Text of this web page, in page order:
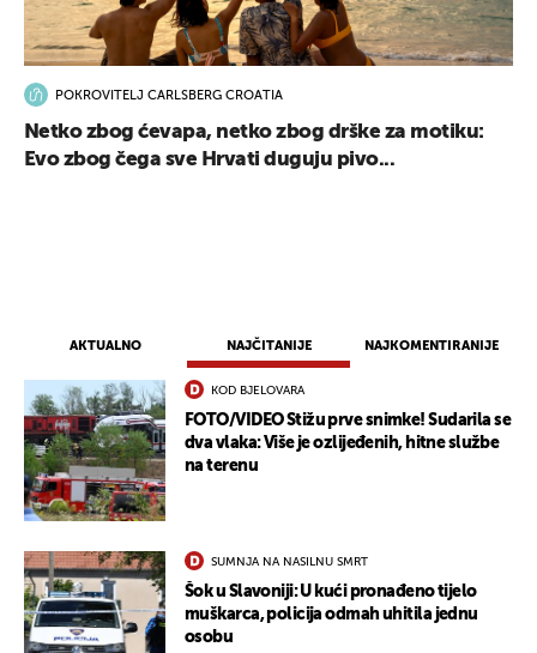
AKTUALNO NAJČITANIJE NAJKOMENTIRANIJE
KOD BJELOVARA
FOTO/VIDEO Stižu prve snimke! Sudarila se
dva vlaka: Više je ozlijeđenih, hitne službe
na terenu
SUMNJA NA NASILNU SMRT
Šok u Slavoniji: U kući pronađeno tijelo
muškarca, policija odmah uhitila jednu
osobu
POKROVITELJ CARLSBERG CROATIA
Netko zbog ćevapa, netko zbog drške za motiku:
Evo zbog čega sve Hrvati duguju pivo...